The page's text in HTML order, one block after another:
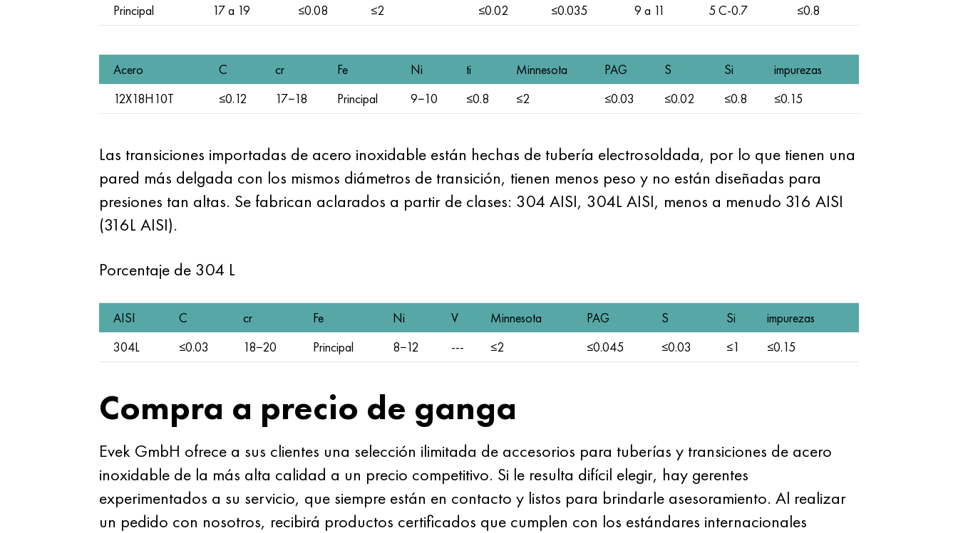
Principal
17 a 19 ≤0.08 ≤2 ≤0.02 ≤0.035 9 a 11 5 C-0.7 ≤0.8
Acero C cr Fe Ni ti Minnesota PAG S Si
impurezas
12X18H10T
≤0.12 17−18 Principal 9−10 ≤0.8 ≤2 ≤0.03 ≤0.02 ≤0.8 ≤0.15
Las transiciones importadas de acero inoxidable están hechas de tubería electrosoldada, por lo que tienen una
pared más delgada con los mismos diámetros de transición, tienen menos peso y no están diseñadas para
presiones tan altas. Se fabrican aclarados a partir de clases: 304 AISI, 304L AISI, menos a menudo 316 AISI
(316L AISI).
Porcentaje de 304 L
AISI C cr Fe Ni V Minnesota PAG S Si
impurezas
304L
≤0.03 18−20 Principal 8−12 --- ≤2 ≤0.045 ≤0.03 ≤1 ≤0.15
Compra a precio de ganga
Evek GmbH ofrece a sus clientes una selección ilimitada de accesorios para tuberías y transiciones de acero
inoxidable de la más alta calidad a un precio competitivo. Si le resulta difícil elegir, hay gerentes
experimentados a su servicio, que siempre están en contacto y listos para brindarle asesoramiento. Al realizar
un pedido con nosotros, recibirá productos certificados que cumplen con los estándares internacionales